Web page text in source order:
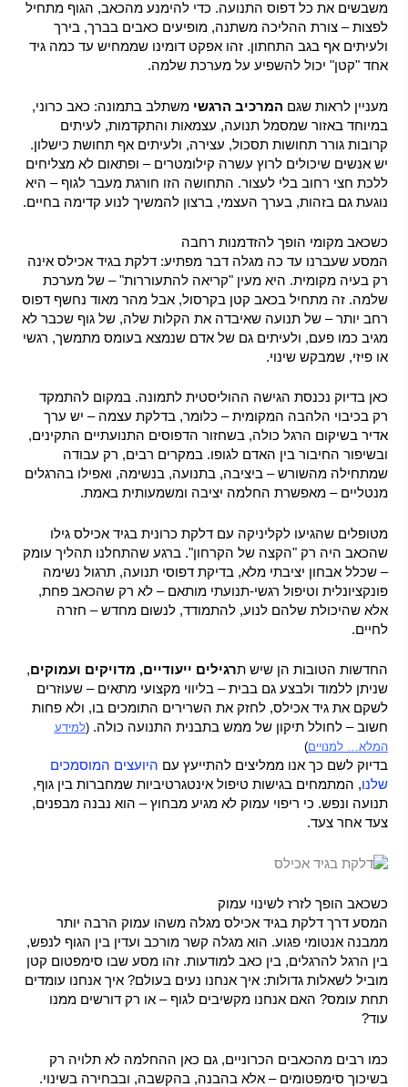
משבשים את כל דפוס התנועה. כדי להימנע מהכאב, הגוף מתחיל
לפצות – צורת ההליכה משתנה, מופיעים כאבים בברך, בירך
ולעיתים אף בגב התחתון. זהו אפקט דומינו שממחיש עד כמה גיד
אחד "קטן" יכול להשפיע על מערכת שלמה.
מעניין לראות שגם המרכיב הרגשי משתלב בתמונה: כאב כרוני,
במיוחד באזור שמסמל תנועה, עצמאות והתקדמות, לעיתים
קרובות גורר תחושות תסכול, עצירה, ולעיתים אף תחושת כישלון.
יש אנשים שיכולים לרוץ עשרה קילומטרים – ופתאום לא מצליחים
ללכת חצי רחוב בלי לעצור. התחושה הזו חורגת מעבר לגוף – היא
נוגעת גם בזהות, בערך העצמי, ברצון להמשיך לנוע קדימה בחיים.
כשכאב מקומי הופך להזדמנות רחבה
המסע שעברנו עד כה מגלה דבר מפתיע: דלקת בגיד אכילס אינה
רק בעיה מקומית. היא מעין "קריאה להתעוררות" – של מערכת
שלמה. זה מתחיל בכאב קטן בקרסול, אבל מהר מאוד נחשף דפוס
רחב יותר – של תנועה שאיבדה את הקלות שלה, של גוף שכבר לא
מגיב כמו פעם, ולעיתים גם של אדם שנמצא בעומס מתמשך, רגשי
או פיזי, שמבקש שינוי.
כאן בדיוק נכנסת הגישה ההוליסטית לתמונה. במקום להתמקד
רק בכיבוי הלהבה המקומית – כלומר, בדלקת עצמה – יש ערך
אדיר בשיקום הרגל כולה, בשחזור הדפוסים התנועתיים התקינים,
ובשיפור החיבור בין האדם לגופו. במקרים רבים, רק עבודה
שמתחילה מהשורש – ביציבה, בתנועה, בנשימה, ואפילו בהרגלים
מנטליים – מאפשרת החלמה יציבה ומשמעותית באמת.
מטופלים שהגיעו לקליניקה עם דלקת כרונית בגיד אכילס גילו
שהכאב היה רק "הקצה של הקרחון". ברגע שהתחלנו תהליך עומק
– שכלל אבחון יציבתי מלא, בדיקת דפוסי תנועה, תרגול נשימה
פונקציונלית וטיפול רגשי-תנועתי מותאם – לא רק שהכאב פחת,
אלא שהיכולת שלהם לנוע, להתמודד, לנשום מחדש – חזרה
לחיים.
החדשות הטובות הן שיש תרגילים ייעודיים, מדויקים ועמוקים,
שניתן ללמוד ולבצע גם בבית – בליווי מקצועי מתאים – שעוזרים
לשקם את גיד אכילס, לחזק את השרירים התומכים בו, ולא פחות
חשוב – לחולל תיקון של ממש בתבנית התנועה כולה.(למידע
המלא… למנויים)
בדיוק לשם כך אנו ממליצים להתייעץ עם היועצים המוסמכים
שלנו, המתמחים בגישות טיפול אינטגרטיביות שמחברות בין גוף,
תנועה ונפש. כי ריפוי עמוק לא מגיע מבחוץ – הוא נבנה מבפנים,
צעד אחר צעד.
כשכאב הופך לזרז לשינוי עמוק
המסע דרך דלקת בגיד אכילס מגלה משהו עמוק הרבה יותר
ממבנה אנטומי פגוע. הוא מגלה קשר מורכב ועדין בין הגוף לנפש,
בין הרגל להרגלים, בין כאב למודעות. זהו מסע שבו סימפטום קטן
מוביל לשאלות גדולות: איך אנחנו נעים בעולם? איך אנחנו עומדים
תחת עומס? האם אנחנו מקשיבים לגוף – או רק דורשים ממנו
עוד?
כמו רבים מהכאבים הכרוניים, גם כאן ההחלמה לא תלויה רק
בשיכוך סימפטומים – אלא בהבנה, בהקשבה, ובבחירה בשינוי.